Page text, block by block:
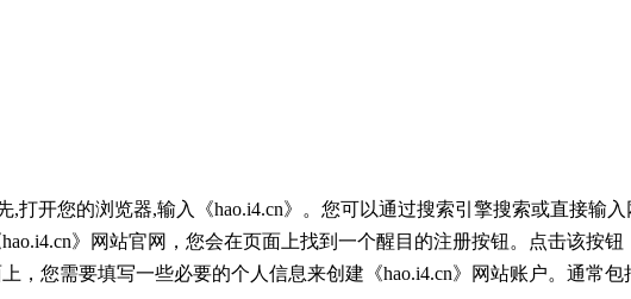
,打开您的浏览器,输入《hao.i4.cn》。您可以通过搜索引擎搜索或直接输入
》网站官网，您会在页面上找到一个醒目的注册按钮。点击该按钮
，您需要填写一些必要的个人信息来创建《hao.i4.cn》网站账户。通常